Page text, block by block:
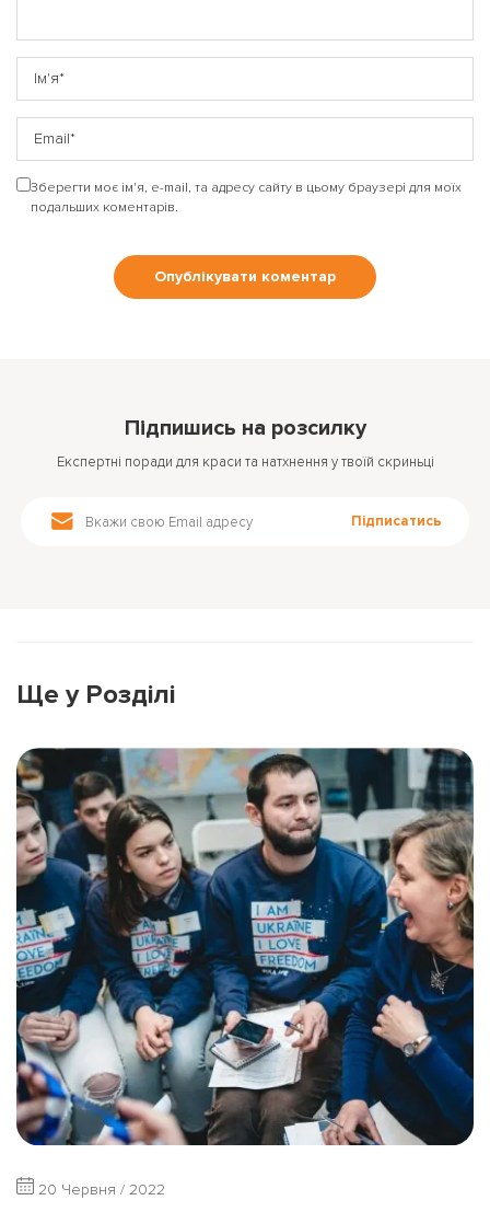
Зберегти моє ім'я, e-mail, та адресу сайту в цьому браузері для моїх
подальших коментарів.
Підпишись на розсилку
Підписатись
Експертні поради для краси та натхнення у твоїй скриньці
Ще у Розділі
20 Червня / 2022